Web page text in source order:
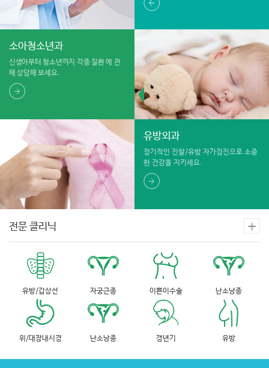
소아청소년과
신생아부터 청소년까지 각종 질환에 관
해 상담해 보세요.
유방외과
정기적인 진찰/유방 자가검진으로 소중
한 건강을 지키세요.
전문 클리닉
유방/갑상선 자궁근종 이쁜이수술 난소낭종
위/대장내시경 난소낭종 갱년기 유방